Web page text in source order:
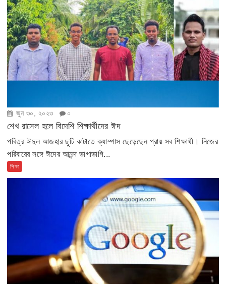
জুন ৩০, ২০২৩ ০
শেখ রাসেল হলে বিদেশি শিক্ষার্থীদের ঈদ
পবিত্র ঈদুল আজহার ছুটি কাটাতে ক্যাম্পাস ছেড়েছেন প্রায় সব শিক্ষার্থী। নিজের
পরিবারের সঙ্গে ঈদের আনন্দ ভাগাভাগি...
শিক্ষা